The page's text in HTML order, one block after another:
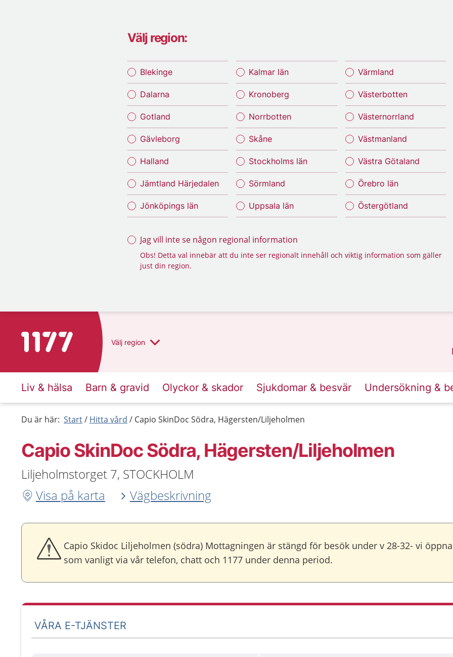
Välj region:
Blekinge
Dalarna
Gotland
Gävleborg
Halland
Jämtland Härjedalen
Jönköpings län
Kalmar län
Kronoberg
Norrbotten
Skåne
Stockholms län
Sörmland
Uppsala län
Värmland
Västerbotten
Västernorrland
Västmanland
Västra Götaland
Örebro län
Östergötland
Jag vill inte se någon regional information
Obs! Detta val innebär att du inte ser regionalt innehåll och viktig information som gäller
just din region.
Till startsidan för 1177 Välj region
Liv & hälsa Barn & gravid Olyckor & skador Sjukdomar & besvär Undersökning &
Du är här: Start Hitta vård Capio SkinDoc Södra, Hägersten/Liljeholmen
Capio SkinDoc Södra, Hägersten/Liljeholmen
Liljeholmstorget 7, STOCKHOLM
Visa på karta
Vägbeskrivning
Capio Skidoc Liljeholmen (södra) Mottagningen är stängd för besök under v 28-32- vi
som vanligt via vår telefon, chatt och 1177 under denna period.
VÅRA E-TJÄNSTER